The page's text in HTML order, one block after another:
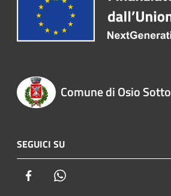
Comune di Osio Sotto
SEGUICI SU
Facebook